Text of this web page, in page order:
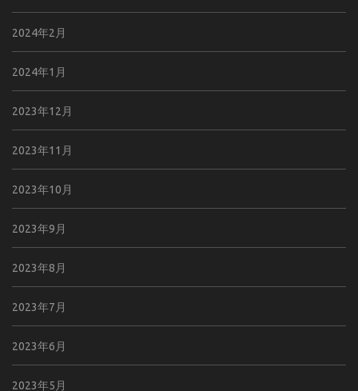
2024年2月
2024年1月
2023年12月
2023年11月
2023年10月
2023年9月
2023年8月
2023年7月
2023年6月
2023年5月